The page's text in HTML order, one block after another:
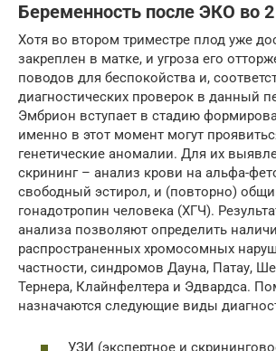
Беременность после ЭКО во
Хотя во втором триместре плод уже
закреплен в матке, и угроза его
поводов для беспокойства и,
диагностических проверок в данный
Эмбрион вступает в стадию
именно в этот момент могут
генетические аномалии. Для их
скрининг – анализ крови на альфа-
свободный эстирол, и (повторно)
гонадотропин человека (ХГЧ).
анализа позволяют определить
распространенных хромосомных
частности, синдромов Дауна, Патау,
Тернера, Клайнфелтера и Эдвардса.
назначаются следующие виды
УЗИ (экспертное и